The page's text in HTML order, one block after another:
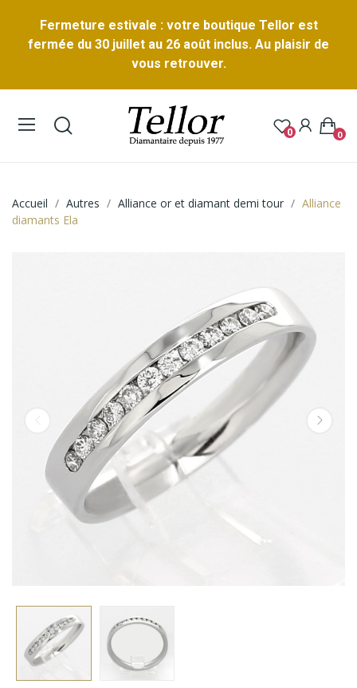
Fermeture estivale : votre boutique Tellor est
fermée du 30 juillet au 26 août inclus. Au plaisir de
vous retrouver.
0 0
Accueil Autres Alliance or et diamant demi tour
Alliance
diamants Ela